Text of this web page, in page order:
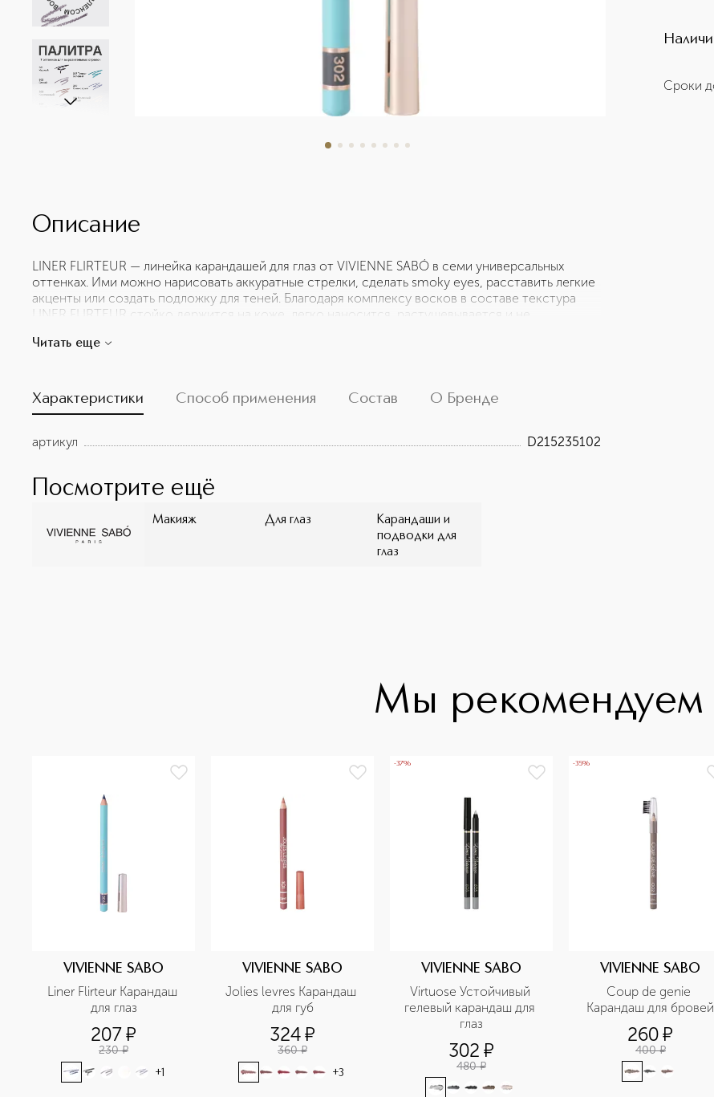
Сроки
Описание
LINER FLIRTEUR — линейка карандашей для глаз от VIVIENNE SABÓ в семи универсальных
оттенках. Ими можно нарисовать аккуратные стрелки, сделать smoky eyes, расставить легкие
акценты или создать подложку для теней. Благодаря комплексу восков в составе текстура
LINER FLIRTEUR стойко держится на коже, легко наносится, растушевывается и не
корпус в цвете тиффани удобно точить. Не важно, какое у тебя сегодня настроение: новые
Читать еще
Характеристики Способ применения Состав О Бренде
артикул D215235102
Посмотрите ещё
Макияж Для глаз
Карандаши и
подводки для
глаз
Мы рекомендуем
VIVIENNE SABO
Liner Flirteur Карандаш
для глаз
207¤
230 ¤
+1
VIVIENNE SABO
Jolies levres Карандаш
для губ
324¤
360 ¤
+3
-37%
VIVIENNE SABO
Virtuose Устойчивый
гелевый карандаш для
глаз
302 ¤
480 ¤
-35%
VIVIENNE SABO
Coup de genie
Карандаш для бровей
260¤
400 ¤